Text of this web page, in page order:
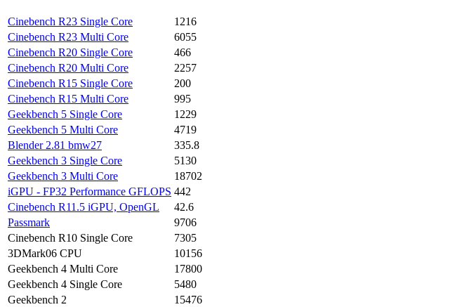
Cinebench R23 Single Core
1216
Cinebench R23 Multi Core
6055
Cinebench R20 Single Core
466
Cinebench R20 Multi Core
2257
Cinebench R15 Single Core
200
Cinebench R15 Multi Core
995
Geekbench 5 Single Core
1229
Geekbench 5 Multi Core
4719
Blender 2.81 bmw27
335.8
Geekbench 3 Single Core
5130
Geekbench 3 Multi Core
18702
iGPU - FP32 Performance GFLOPS 442
Cinebench R11.5 iGPU, OpenGL
42.6
Passmark
9706
Cinebench R10 Single Core
7305
3DMark06 CPU
10156
Geekbench 4 Multi Core
17800
Geekbench 4 Single Core
5480
Geekbench 2
15476